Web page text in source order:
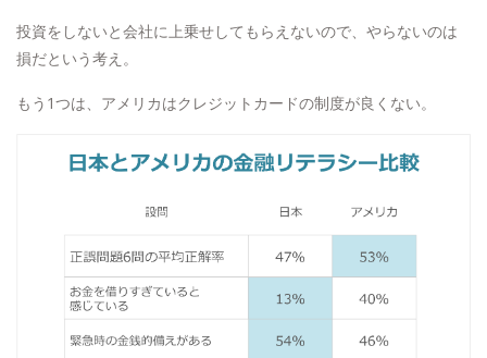
投資をしないと会社に上乗せしてもらえないので、やらないのは
損だという考え。
もう1つは、アメリカはクレジットカードの制度が良くない。